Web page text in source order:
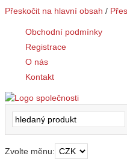
Přeskočit na hlavní obsah /
Obchodní podmínky
Registrace
O nás
Kontakt
Zvolte měnu: